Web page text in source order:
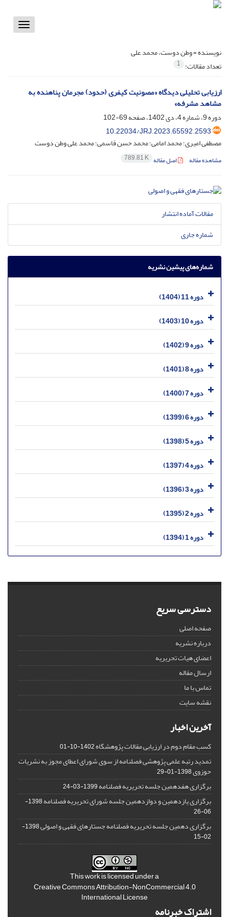
Toggle
نویسنده =وطن دوست، محمد علی
تعداد مقالات: 1
ارزیابی تحلیلی دیدگاه «مصونیت کیفری (حدود) مجرمان پناهنده به
مشاهد مشرفه»
دوره 9، شماره 4، دی 1402، صفحه
69-102
10.22034/JRJ.2023.65592.2593
مصطفی امیری؛ محمد امامی؛ محمد حسن قاسمی؛ محمد علی وطن دوست
مشاهده مقاله اصل مقاله 789.81 K
مقالات آماده انتشار
شماره جاری
شماره‌های پیشین نشریه
دوره 11 (1404)
دوره 10 (1403)
دوره 9 (1402)
دوره 8 (1401)
دوره 7 (1400)
دوره 6 (1399)
دوره 5 (1398)
دوره 4 (1397)
دوره 3 (1396)
دوره 2 (1395)
دوره 1 (1394)
دسترسی سریع
صفحه اصلی
درباره نشریه
اعضای هیات تحریریه
ارسال مقاله
تماس با ما
نقشه سایت
آخرین اخبار
کسب مقام دوم در ارزیابی مقالات پژوهشگاه1402-10-01
تمدید رتبه علمی پژوهشی فصلنامه از سوی شورای اعطای مجوز به نشریات
حوزوی1398-01-29
برگزاری هفدهمین جلسه تحریریه فصلنامه1399-03-24
برگزاری یازدهمین و دوازدهمین جلسه شورای تحریریه فصلنامه
1398-
06-26
برگزاری دهمین جلسه تحریریه فصلنامه جستارهای فقهی و اصولی
1398-
02-15
This work is licensed under a
Creative Commons Attribution-NonCommercial 4.0
International License
اشتراک خبرنامه